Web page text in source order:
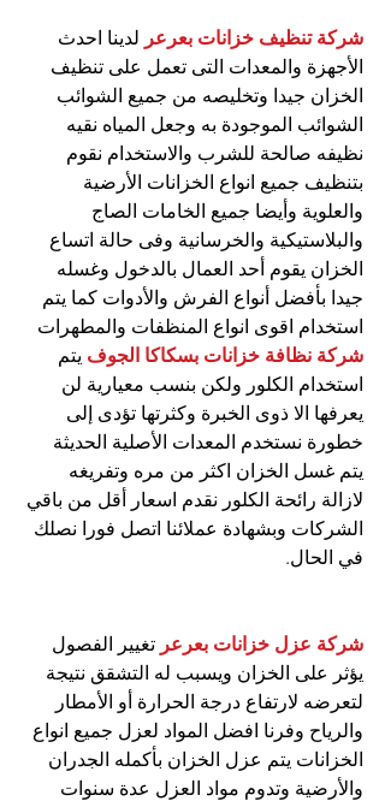
شركة تنظيف خزانات بعرعر لدينا احدث
الأجهزة والمعدات التى تعمل على تنظيف
الخزان جيدا وتخليصه من جميع الشوائب
الشوائب الموجودة به وجعل المياه نقيه
نظيفه صالحة للشرب والاستخدام نقوم
بتنظيف جميع انواع الخزانات الأرضية
والعلوية وأيضا جميع الخامات الصاج
والبلاستيكية والخرسانية وفى حالة اتساع
الخزان يقوم أحد العمال بالدخول وغسله
جيدا بأفضل أنواع الفرش والأدوات كما يتم
استخدام اقوى انواع المنظفات والمطهرات
شركة نظافة خزانات بسكاكا الجوف يتم
استخدام الكلور ولكن بنسب معيارية لن
يعرفها الا ذوى الخبرة وكثرتها تؤدى إلى
خطورة نستخدم المعدات الأصلية الحديثة
يتم غسل الخزان اكثر من مره وتفريغه
لازالة رائحة الكلور نقدم اسعار أقل من باقي
الشركات وبشهادة عملائنا اتصل فورا نصلك
في الحال.
شركة عزل خزانات بعرعر تغيير الفصول
يؤثر على الخزان ويسبب له التشقق نتيجة
لتعرضه لارتفاع درجة الحرارة أو الأمطار
والرياح وفرنا افضل المواد لعزل جميع انواع
الخزانات يتم عزل الخزان بأكمله الجدران
والأرضية وتدوم مواد العزل عدة سنوات